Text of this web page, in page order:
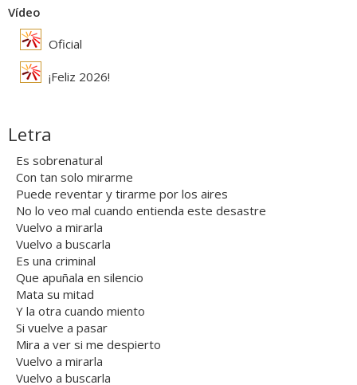
Vídeo
Oficial
¡Feliz 2026!
Letra
Es sobrenatural
Con tan solo mirarme
Puede reventar y tirarme por los aires
No lo veo mal cuando entienda este desastre
Vuelvo a mirarla
Vuelvo a buscarla
Es una criminal
Que apuñala en silencio
Mata su mitad
Y la otra cuando miento
Si vuelve a pasar
Mira a ver si me despierto
Vuelvo a mirarla
Vuelvo a buscarla